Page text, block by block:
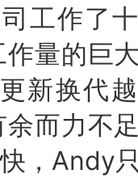
工作了
量的巨
新换代
而力不
，Andy